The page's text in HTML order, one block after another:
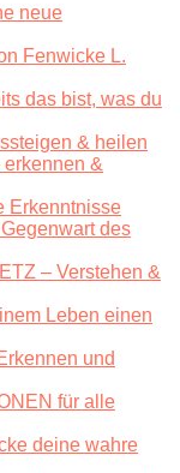
neue
Fenwicke L.
das bist, was du
& heilen
&
Erkenntnisse
des
– Verstehen &
Leben einen
und
für alle
deine wahre